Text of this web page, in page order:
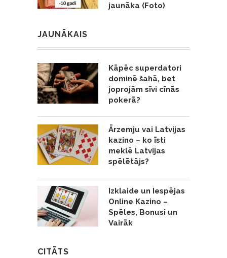
jaunāka (Foto)
JAUNĀKAIS
Kāpēc superdatori
dominē šahā, bet
joprojām sīvi cīnās
pokerā?
Ārzemju vai Latvijas
kazino – ko īsti
meklē Latvijas
spēlētājs?
Izklaide un Iespējas
Online Kazino –
Spēles, Bonusi un
Vairāk
CITĀTS